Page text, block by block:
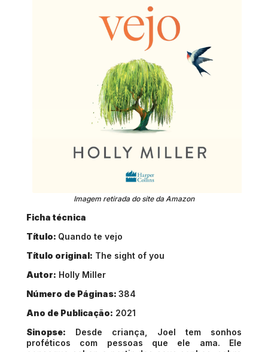
Imagem retirada do site da Amazon
Ficha técnica
Título: Quando te vejo
Título original: The sight of you
Autor: Holly Miller
Número de Páginas: 384
Ano de Publicação: 2021
Sinopse: Desde criança, Joel tem sonhos
proféticos com pessoas que ele ama. Ele